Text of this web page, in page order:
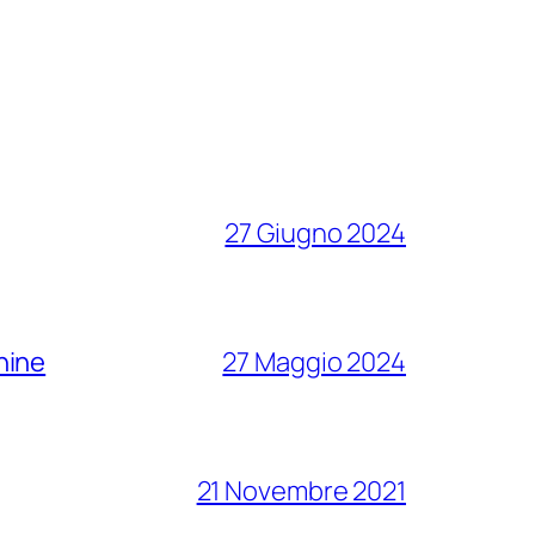
27 Giugno 2024
27 Maggio 2024
21 Novembre 2021